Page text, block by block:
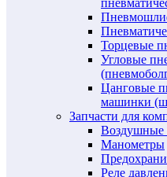
Торцевые
Угловые
Цанговые
машинки
Запчасти для
Воздушные
Манометры
Реле